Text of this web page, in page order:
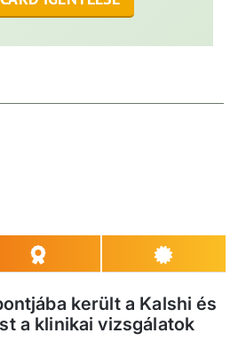
került a Kalshi és
a klinikai vizsgálatok